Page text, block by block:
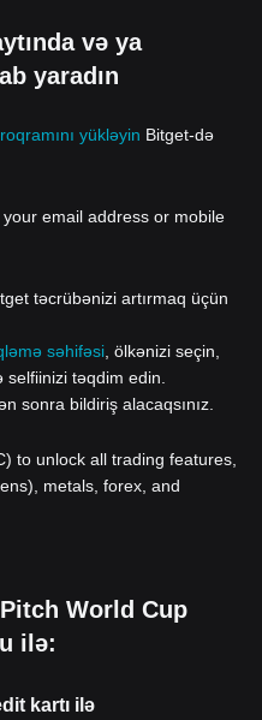
və ya
yaradın
yükləyin Bitget-də
email address or mobile
təcrübənizi artırmaq üçün
səhifəsi , ölkənizi seçin,
təqdim edin.
sonra bildiriş alacaqsınız.
to unlock all trading features,
metals, forex, and
World Cup
ilə:
kartı ilə